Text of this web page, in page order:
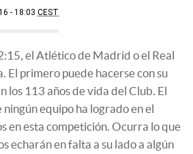
- 18:03 CEST
el Atlético de Madrid o el Real
El primero puede hacerse con su
los 113 años de vida del Club. El
equipo ha logrado en el
en esta competición. Ocurra lo que
echarán en falta a su lado a algún